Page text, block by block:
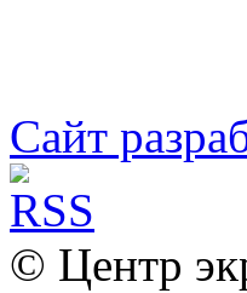
Сайт
© Центр